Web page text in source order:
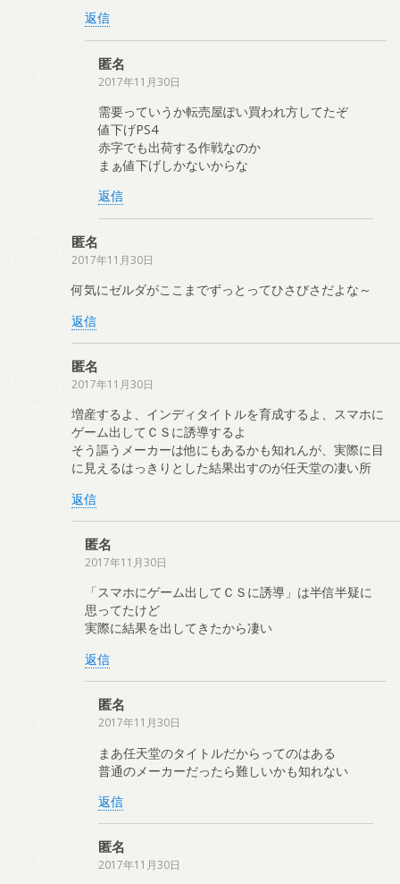
返信
匿名
2017年11月30日
需要っていうか転売屋ぽい買われ方してたぞ
値下げPS4
赤字でも出荷する作戦なのか
まぁ値下げしかないからな
返信
匿名
2017年11月30日
何気にゼルダがここまでずっとってひさびさだよな～
返信
匿名
2017年11月30日
増産するよ、インディタイトルを育成するよ、スマホに
ゲーム出してＣＳに誘導するよ
そう謳うメーカーは他にもあるかも知れんが、実際に目
に見えるはっきりとした結果出すのが任天堂の凄い所
返信
匿名
2017年11月30日
「スマホにゲーム出してＣＳに誘導」は半信半疑に
思ってたけど
実際に結果を出してきたから凄い
返信
匿名
2017年11月30日
まあ任天堂のタイトルだからってのはある
普通のメーカーだったら難しいかも知れない
返信
匿名
2017年11月30日